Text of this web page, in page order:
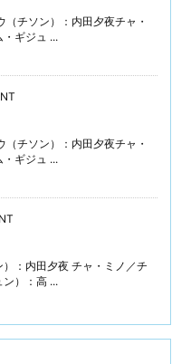
チソン）：内田夕夜チャ・
ギジュ ...
チソン）：内田夕夜チャ・
ギジュ ...
：内田夕夜 チャ・ミノ／チ
）：高 ...